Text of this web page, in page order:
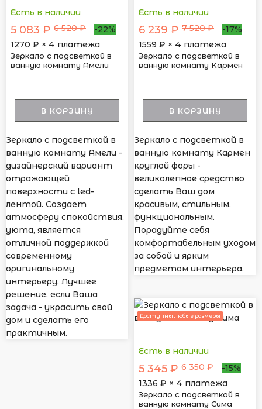
Есть в наличии
5 083 ₽ 6 520 ₽
-22%
1270 ₽ × 4 платежа
Зеркало с подсветкой в
ванную комнату Амели
В КОРЗИНУ
Зеркало с подсветкой в
ванную комнату Амели -
дизайнерский вариант
отражающей
поверхности с led-
лентой. Создает
атмосферу спокойствия,
уюта, является
отличной поддержкой
современному
оригинальному
интерьеру. Лучшее
решение, если Ваша
задача - украсить свой
дом и сделать его
практичным.
Есть в наличии
6 239 ₽ 7 520 ₽
-17%
1559 ₽ × 4 платежа
Зеркало с подсветкой в
ванную комнату Кармен
В КОРЗИНУ
Зеркало с подсветкой в
ванную комнату Кармен
круглой форы -
великолепное средство
сделать Ваш дом
красивым, стильным,
функциональным.
Порадуйте себя
комфортабельным уходом
за собой и ярким
предметом интерьера.
Доступны любые размеры
Есть в наличии
5 345 ₽ 6 350 ₽
-15%
1336 ₽ × 4 платежа
Зеркало с подсветкой в
ванную комнату Сима